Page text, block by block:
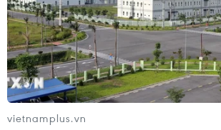
05/08/2026 03:26
Báo Argentina nói ngành vật liệu
công nghệ cao Việt Nam "hút" đầu tư
nước ngoài
vietnamplus.vn